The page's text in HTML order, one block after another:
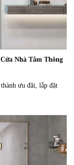
Nhà Tắm Thông
ưu đãi, lắp đặt